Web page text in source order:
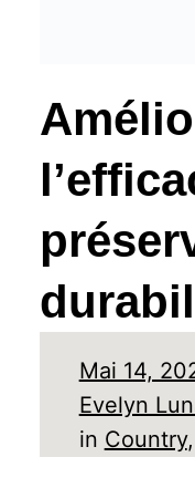
Mai 14,
Evelyn
in Country,